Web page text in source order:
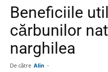
Beneficiile
cărbunilor
narghilea
De către Alin -